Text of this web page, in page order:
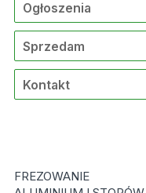
Ogłoszenia
Sprzedam
Kontakt
FREZOWANIE